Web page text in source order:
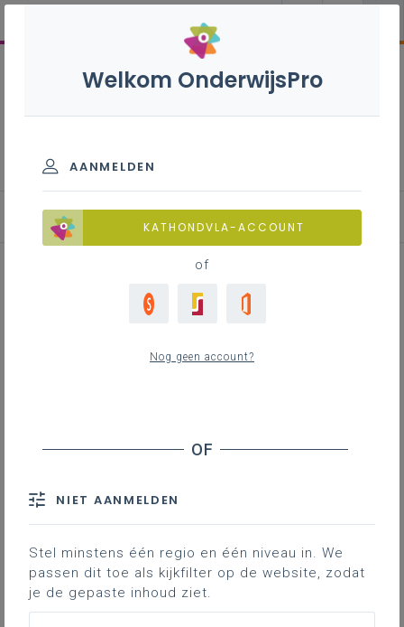
Leren in samenhang – vanuit
en het GFL aan de slag met
Welke leerplandoelen komen aan bod?
Grafische voorstelling
Veiligheidsmaatregelen en bescherming
Muziek en identiteit
Welkom OnderwijsPro
AANMELDEN
KATHONDVLA-ACCOUNT
of
Nog geen account?
NIET AANMELDEN
Stel minstens één regio en één niveau in. We
passen dit toe als kijkfilter op de website, zodat
je de gepaste inhoud ziet.